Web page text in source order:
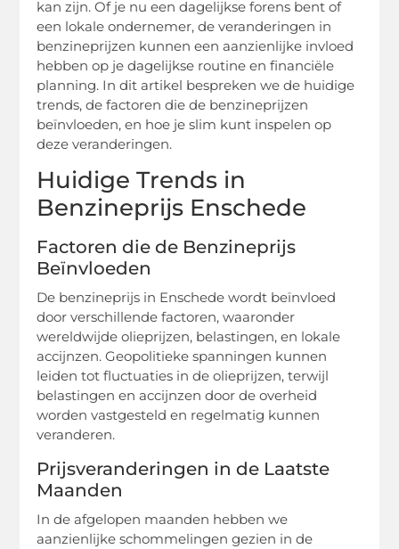
kan zijn. Of je nu een dagelijkse forens bent of
een lokale ondernemer, de veranderingen in
benzineprijzen kunnen een aanzienlijke invloed
hebben op je dagelijkse routine en financiële
planning. In dit artikel bespreken we de huidige
trends, de factoren die de benzineprijzen
beïnvloeden, en hoe je slim kunt inspelen op
deze veranderingen.
Huidige Trends in
Benzineprijs Enschede
Factoren die de Benzineprijs
Beïnvloeden
De benzineprijs in Enschede wordt beïnvloed
door verschillende factoren, waaronder
wereldwijde olieprijzen, belastingen, en lokale
accijnzen. Geopolitieke spanningen kunnen
leiden tot fluctuaties in de olieprijzen, terwijl
belastingen en accijnzen door de overheid
worden vastgesteld en regelmatig kunnen
veranderen.
Prijsveranderingen in de Laatste
Maanden
In de afgelopen maanden hebben we
aanzienlijke schommelingen gezien in de